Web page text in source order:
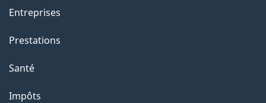
Entreprises
Prestations
Santé
Impôts